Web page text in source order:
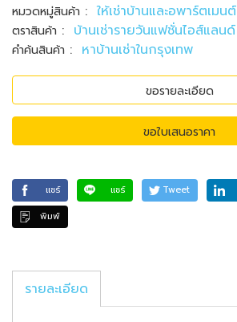
หมวดหมู่สินค้า :ให้เช่าบ้านและอพาร์ตเมนต์
ตราสินค้า : บ้านเช่ารายวันแฟชั่นไอส์แลนด์
คำค้นสินค้า : หาบ้านเช่าในกรุงเทพ
ขอรายละเอียด
ขอใบเสนอราคา
แชร์ แชร์ Tweet
พิมพ์
รายละเอียด